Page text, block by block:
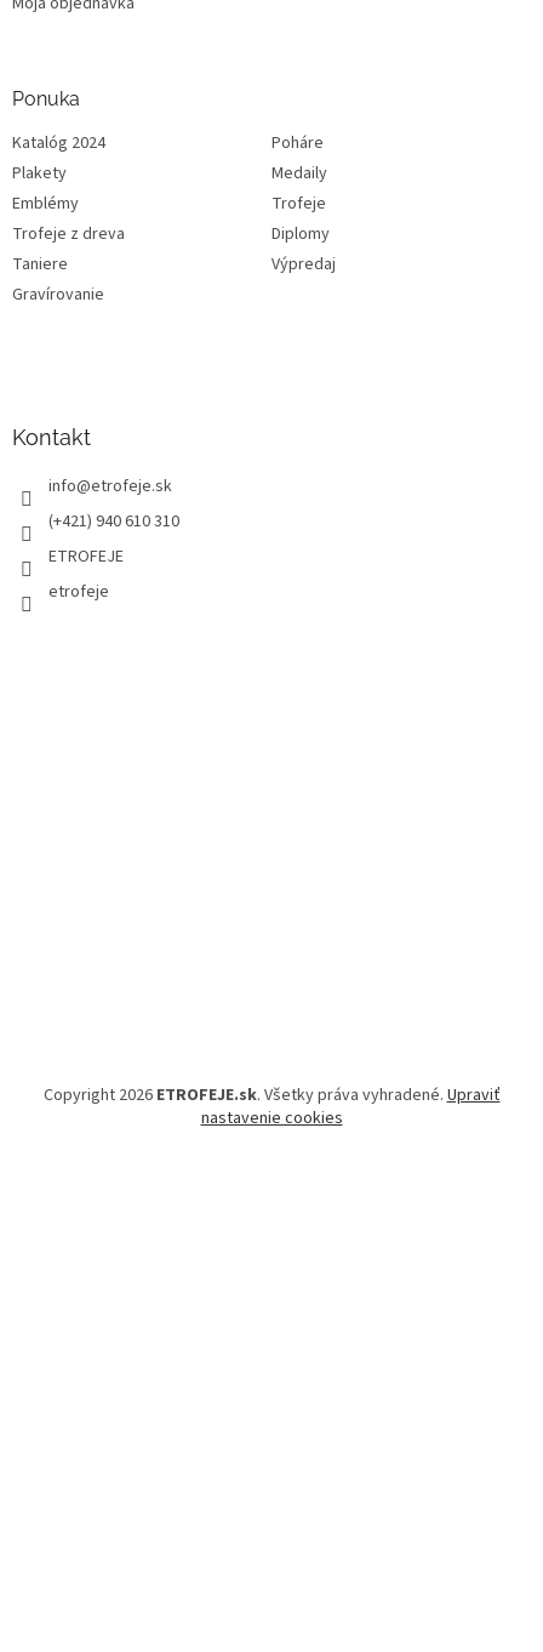
Ponuka
Katalóg 2024
Poháre
Plakety
Medaily
Emblémy
Trofeje
Trofeje z dreva
Diplomy
Taniere
Výpredaj
Gravírovanie
Kontakt
info@etrofeje.sk
(+421) 940 610 310
ETROFEJE
etrofeje
Copyright 2026 ETROFEJE.sk. Všetky práva vyhradené. Upraviť
nastavenie cookies